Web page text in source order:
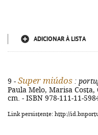
ADICIONAR À LISTA
9 - Super miúdos :
Paula Melo, Marisa Costa,
cm. - ISBN 978-111-11-
Link persistente: http://